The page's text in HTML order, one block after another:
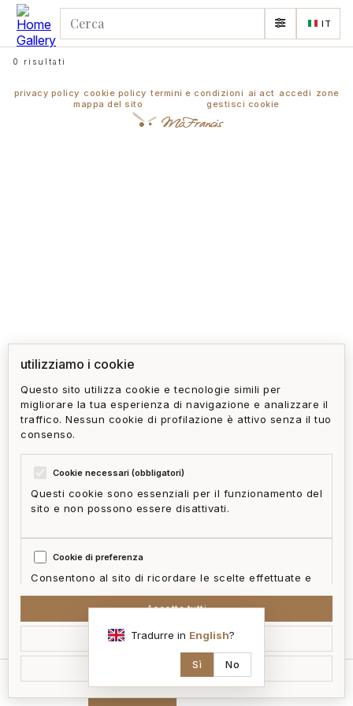
IT
0 risultati
McFrancis
privacy policy cookie policy termini e condizioni ai act accedi zone
mappa del sito
gestisci cookie
utilizziamo i cookie
Questo sito utilizza cookie e tecnologie simili per
migliorare la tua esperienza di navigazione e analizzare il
traffico. Nessun cookie di profilazione è attivo senza il tuo
consenso.
Cookie necessari (obbligatori)
Questi cookie sono essenziali per il funzionamento del
sito e non possono essere disattivati.
Cookie di preferenza
Consentono al sito di ricordare le scelte effettuate e
Cookie statistici
Aiutano a capire come i visitatori interagiscono con il
sito in forma aggregata e anonima.
Accetta tutti
Accetta selezionati
Rifiuta non essenziali
Tradurre in English?
Sì No